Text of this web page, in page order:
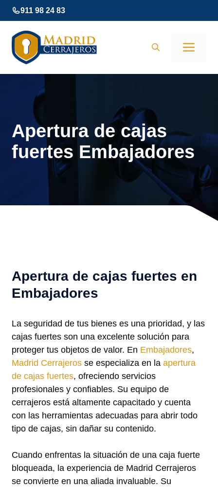
Saltar
al
contenido
911 98 24 83
Apertura de cajas
fuertes Embajadores
Apertura de cajas fuertes en
Embajadores
La seguridad de tus bienes es una prioridad, y las
cajas fuertes son una excelente solución para
proteger tus objetos de valor. En Embajadores,
Madrid Cerrajeros se especializa en la apertura
de cajas fuertes, ofreciendo servicios
profesionales y confiables. Su equipo de
cerrajeros está altamente capacitado y cuenta
con las herramientas adecuadas para abrir todo
tipo de cajas, sin dañar su contenido.
Cuando enfrentas la situación de una caja fuerte
bloqueada, la experiencia de Madrid Cerrajeros
se convierte en una aliada invaluable. Su